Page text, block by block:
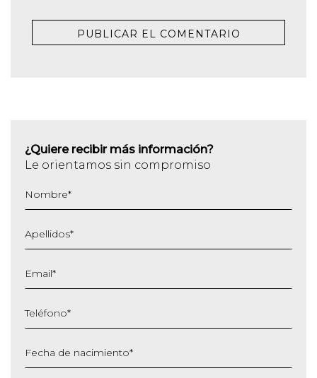
¿Quiere recibir más información?
Le orientamos sin compromiso
Nombre*
Apellidos*
Email*
Teléfono*
Fecha de nacimiento*